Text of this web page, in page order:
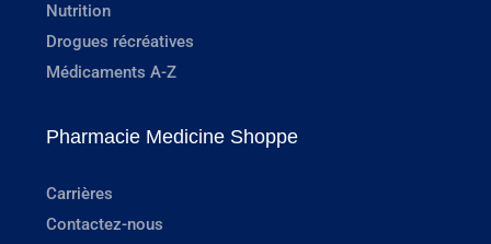
Nutrition
Drogues récréatives
Médicaments A-Z
Pharmacie Medicine Shoppe
Carrières
Contactez-nous